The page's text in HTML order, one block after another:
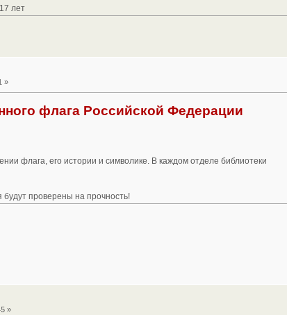
лет
»
флага Российской Федерации
флага, его истории и символике. В каждом отделе библиотеки
проверены на прочность!
»